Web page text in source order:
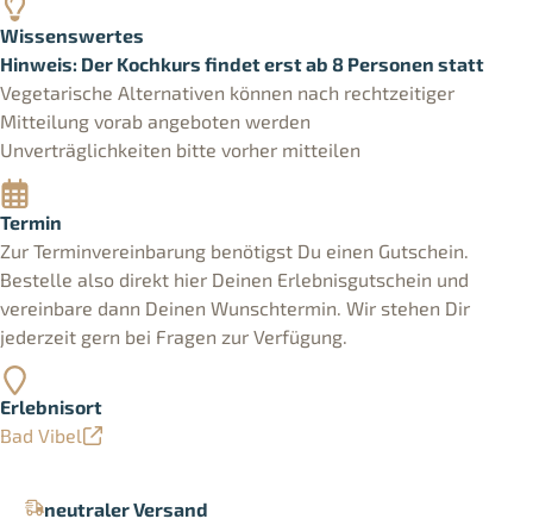
neutraler Versand
Wissenswertes
Hinweis: Der Kochkurs findet erst ab 8 Personen statt
Vegetarische Alternativen können nach rechtzeitiger
Mitteilung vorab angeboten werden
Unverträglichkeiten bitte vorher mitteilen
Termin
Zur Terminvereinbarung benötigst Du einen Gutschein.
Bestelle also direkt hier Deinen Erlebnisgutschein und
vereinbare dann Deinen Wunschtermin. Wir stehen Dir
jederzeit gern bei Fragen zur Verfügung.
Erlebnisort
Bad Vibel